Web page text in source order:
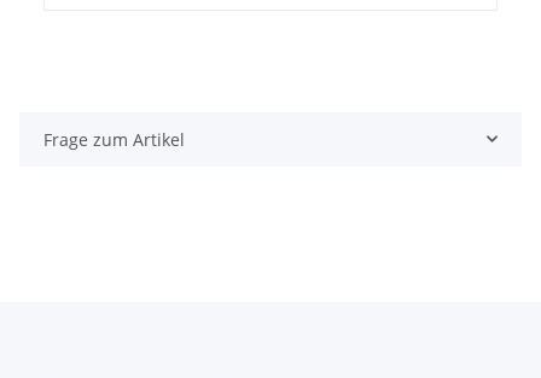
Frage zum Artikel